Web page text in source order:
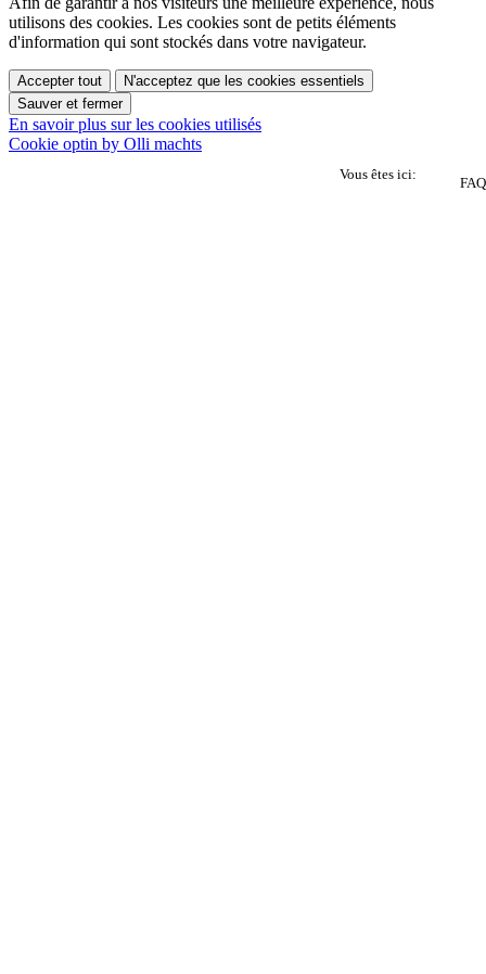
Vous êtes ici:
FAQ
utilisons des cookies. Les cookies sont de petits éléments
d'information qui sont stockés dans votre navigateur.
Accepter tout
N'acceptez que les cookies essentiels
Sauver et fermer
En savoir plus sur les cookies utilisés
Cookie optin by Olli machts